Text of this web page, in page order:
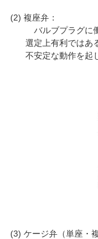
複座弁：
バルブプラグに
選定上有利ではあ
不安定な動作を起
ケージ弁（単座・